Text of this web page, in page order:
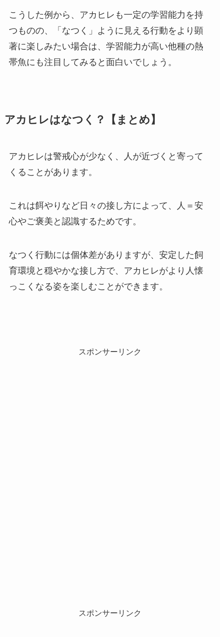
こうした例から、アカヒレも一定の学習能力を持
つものの、「なつく」ように見える行動をより顕
著に楽しみたい場合は、学習能力が高い他種の熱
帯魚にも注目してみると面白いでしょう。
アカヒレはなつく？【まとめ】
アカヒレは警戒心が少なく、人が近づくと寄って
くることがあります。
これは餌やりなど日々の接し方によって、人＝安
心やご褒美と認識するためです。
なつく行動には個体差がありますが、安定した飼
育環境と穏やかな接し方で、アカヒレがより人懐
っこくなる姿を楽しむことができます。
スポンサーリンク
スポンサーリンク